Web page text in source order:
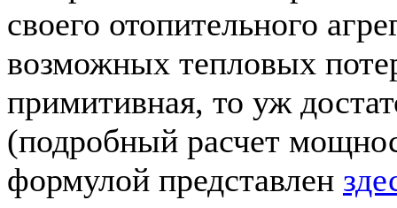
своего отопительного
возможных тепловых
примитивная, то уж
(подробный расчет
формулой представлен